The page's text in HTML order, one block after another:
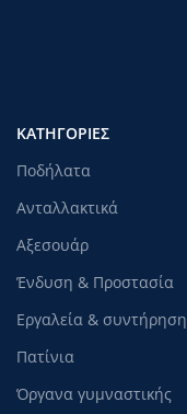
ΚΑΤΗΓΟΡΊΕΣ
Ποδήλατα
Ανταλλακτικά
Αξεσουάρ
Ένδυση & Προστασία
Εργαλεία & συντήρηση
Πατίνια
Όργανα γυμναστικής